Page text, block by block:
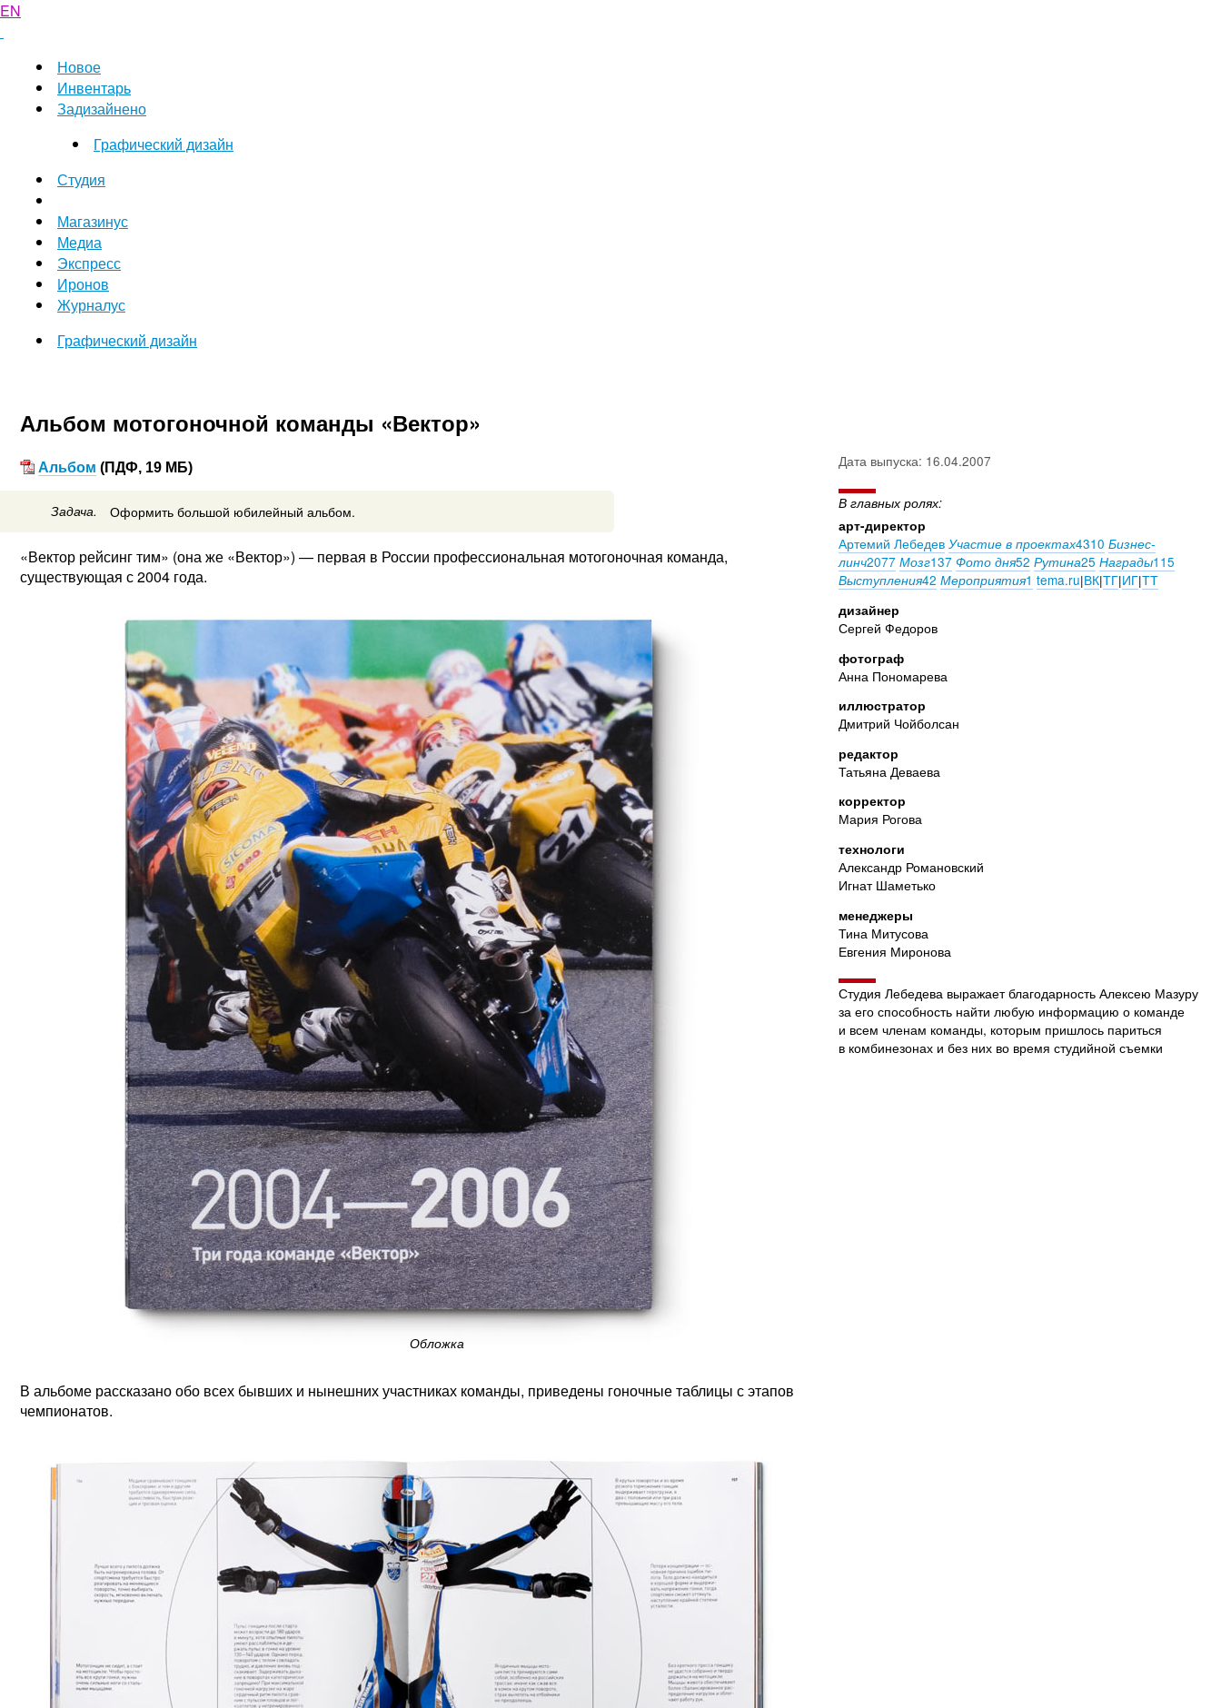
EN
Новое
Инвентарь
Задизайнено
Графический дизайн
Студия
Магазинус
Медиа
Экспресс
Иронов
Журналус
Графический дизайн
Альбом мотогоночной команды «Вектор»
Альбом (ПДФ, 19 МБ)
Задача. Оформить большой юбилейный альбом.
«Вектор рейсинг тим» (она же «Вектор») — первая в России профессиональная мотогоночная команда,
существующая с 2004 года.
Обложка
В альбоме рассказано обо всех бывших и нынешних участниках команды, приведены гоночные таблицы с этапов
чемпионатов.
Дата выпуска: 16.04.2007
В главных ролях:
арт-директор
Артемий Лебедев Участие в проектах4310 Бизнес-
линч2077 Мозг137 Фото дня52 Рутина25 Награды115
Выступления42 Мероприятия1 tema.ru|ВК|ТГ|ИГ|ТТ
дизайнер
Сергей Федоров
фотограф
Анна Пономарева
иллюстратор
Дмитрий Чойболсан
редактор
Татьяна Деваева
корректор
Мария Рогова
технологи
Александр Романовский
Игнат Шаметько
менеджеры
Тина Митусова
Евгения Миронова
Студия Лебедева выражает благодарность Алексею Мазуру
за его способность найти любую информацию о команде
и всем членам команды, которым пришлось париться
в комбинезонах и без них во время студийной съемки